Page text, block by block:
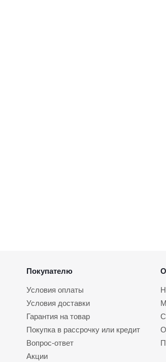
Покупателю
Условия оплаты
Условия доставки
Гарантия на товар
Покупка в рассрочку или кредит
Вопрос-ответ
Акции